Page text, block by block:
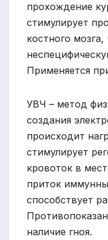
прохождение
стимулирует
костного
Применяется
УВЧ – метод
создания
происходит
стимулирует
кровоток в
приток
способствует
наличие гноя.